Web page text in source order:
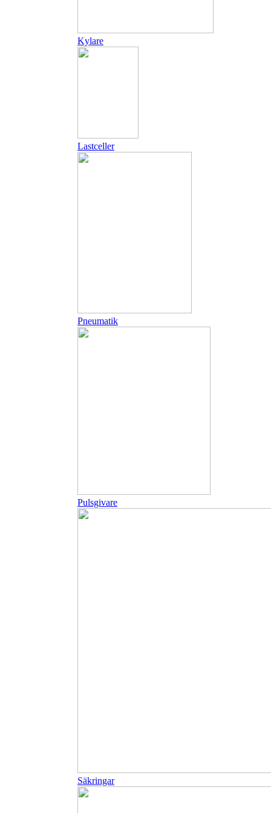
Kylare
Lastceller
Pneumatik
Pulsgivare
Säkringar